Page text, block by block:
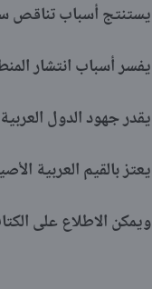
يستنتج أسباب تناقص
يفسر أسباب انتشار
يقدر جهود الدول
يعتز بالقيم العربية
ويمكن الاطلاع على